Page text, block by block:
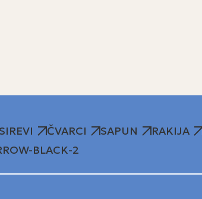
SIREVI ČVARCI SAPUN RAKIJA